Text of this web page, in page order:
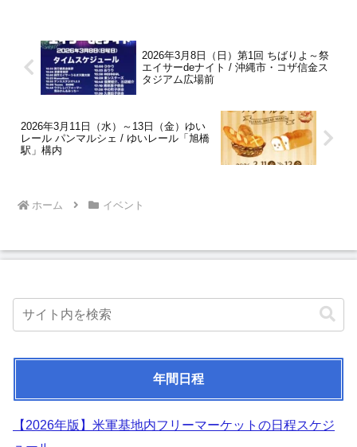
2026年3月8日（日）第1回 ちばりよ～祭
エイサーdeナイト / 沖縄市・コザ信金ス
タジアム広場前
2026年3月11日（水）～13日（金）ゆい
レール パンマルシェ / ゆいレール「旭橋
駅」構内
ホーム イベント
年間日程
【2026年版】米軍基地内フリーマーケットの日程スケジ